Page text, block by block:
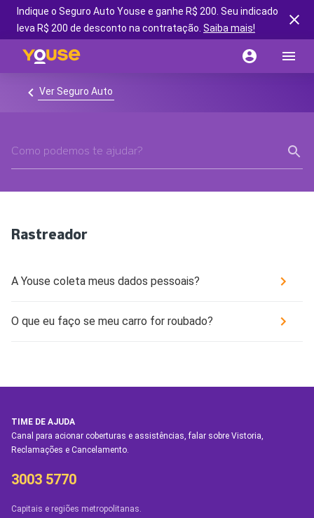
Indique o Seguro Auto Youse e ganhe R$ 200. Seu indicado
leva R$ 200 de desconto na contratação. Saiba mais!
Ver Seguro Auto
Rastreador
A Youse coleta meus dados pessoais?
O que eu faço se meu carro for roubado?
TIME DE AJUDA
Canal para acionar coberturas e assistências, falar sobre Vistoria,
Reclamações e Cancelamento.
3003 5770
Capitais e regiões metropolitanas.